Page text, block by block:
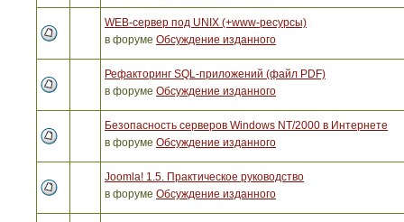
WEB-сервер под UNIX (+www-ресурсы)
в форуме Обсуждение изданного
Рефакторинг SQL-приложений (файл PDF)
в форуме Обсуждение изданного
Безопасность серверов Windows NT/2000 в Интернете
в форуме Обсуждение изданного
Joomla! 1.5. Практическое руководство
в форуме Обсуждение изданного